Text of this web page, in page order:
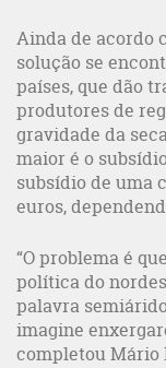
Ainda de acordo
solução se
países, que dão
produtores de
gravidade da
maior é o
subsídio de uma
euros,
“O problema é
política do
palavra
imagine
completou Mário